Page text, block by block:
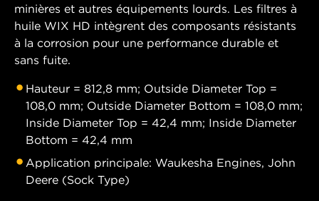
minières et autres équipements lourds. Les filtres à
huile WIX HD intègrent des composants résistants
à la corrosion pour une performance durable et
sans fuite.
Hauteur = 812,8 mm; Outside Diameter Top =
108,0 mm; Outside Diameter Bottom = 108,0 mm;
Inside Diameter Top = 42,4 mm; Inside Diameter
Bottom = 42,4 mm
Application principale: Waukesha Engines, John
Deere (Sock Type)